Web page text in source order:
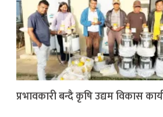
प्रभावकारी बन्दै कृषि उद्यम विकास